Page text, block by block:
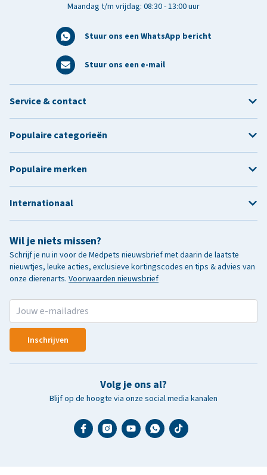
Maandag t/m vrijdag: 08:30 - 13:00 uur
Stuur ons een WhatsApp bericht
Stuur ons een e-mail
Wil je niets missen?
Schrijf je nu in voor de Medpets nieuwsbrief met daarin de laatste
nieuwtjes, leuke acties, exclusieve kortingscodes en tips & advies van
onze dierenarts. Voorwaarden nieuwsbrief
Inschrijven
Volg je ons al?
Blijf op de hoogte via onze social media kanalen
Service & contact
Populaire categorieën
Populaire merken
Internationaal